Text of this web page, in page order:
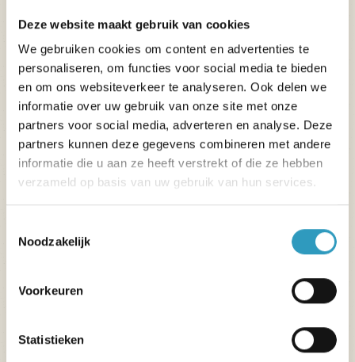
Deze website maakt gebruik van cookies
We gebruiken cookies om content en advertenties te
personaliseren, om functies voor social media te bieden
en om ons websiteverkeer te analyseren. Ook delen we
informatie over uw gebruik van onze site met onze
partners voor social media, adverteren en analyse. Deze
partners kunnen deze gegevens combineren met andere
informatie die u aan ze heeft verstrekt of die ze hebben
verzameld op basis van uw gebruik van hun services.
Noodzakelijk
Voorkeuren
Statistieken
de huuraccommodatie
Terugbetaling, op vertoon van een originele
factuur, van de kosten voor het verzenden van het
vergeten item van de verhuurlocatie naar uw
huis.